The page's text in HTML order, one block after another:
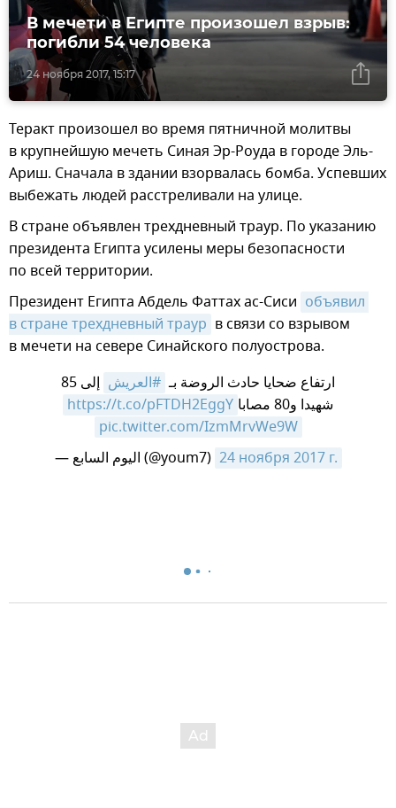
24 ноября 2017, 15:17
В мечети в Египте произошел взрыв:
погибли 54 человека
Теракт произошел во время пятничной молитвы
в крупнейшую мечеть Синая Эр-Роуда в городе Эль-
Ариш. Сначала в здании взорвалась бомба. Успевших
выбежать людей расстреливали на улице.
В стране объявлен трехдневный траур. По указанию
президента Египта усилены меры безопасности
по всей территории.
Президент Египта Абдель Фаттах ас-Сиси объявил
в стране трехдневный траур в связи со взрывом
в мечети на севере Синайского полуострова.
ارتفاع ضحايا حادث الروضة بـ #العريش
إلى 85
شهيدا و80 مصابا
https://t.co/pFTDH2EggY
pic.twitter.com/IzmMrvWe9W
— اليوم السابع (@youm7) 24 ноября 2017 г.